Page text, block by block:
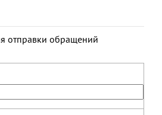
отправки обращений